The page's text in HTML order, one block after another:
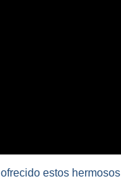
estos hermosos